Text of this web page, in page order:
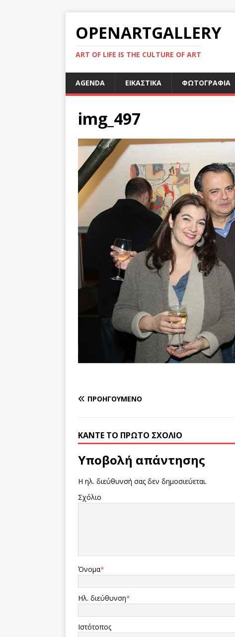
OPENARTGALLERY
ART OF LIFE IS THE CULTURE OF ART
AGENDA ΕΙΚΑΣΤΙΚΑ ΦΩΤΟΓΡΑΦΙΑ
img_497
ΠΡΟΗΓΟΎΜΕΝΟ
ΚΆΝΤΕ ΤΟ ΠΡΏΤΟ ΣΧΌΛΙΟ
Υποβολή απάντησης
Η ηλ. διεύθυνσή σας δεν δημοσιεύεται.
Σχόλιο
Όνομα*
Ηλ. διεύθυνση*
Ιστότοπος